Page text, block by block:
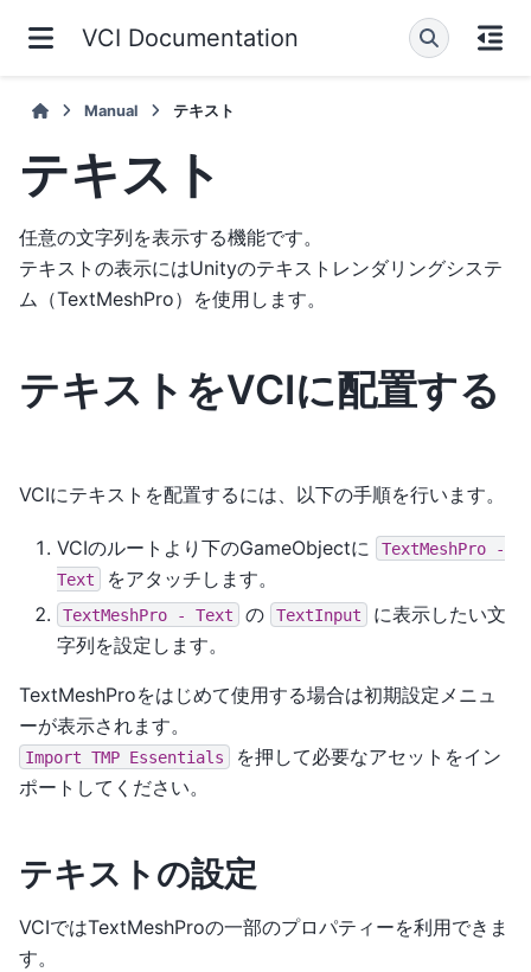
VCI Documentation
Manual テキスト
テキスト
任意の文字列を表示する機能です。
テキストの表示にはUnityのテキストレンダリングシステ
ム（TextMeshPro）を使用します。
テキストをVCIに配置する
VCIにテキストを配置するには、以下の手順を行います。
VCIのルートより下のGameObjectに TextMeshPro
-
Text
をアタッチします。
TextMeshPro - Text の TextInput
に表示したい文
字列を設定します。
TextMeshProをはじめて使用する場合は初期設定メニュ
ーが表示されます。
Import TMP Essentials
を押して必要なアセットをイン
ポートしてください。
テキストの設定
VCIではTextMeshProの一部のプロパティーを利用できま
す。